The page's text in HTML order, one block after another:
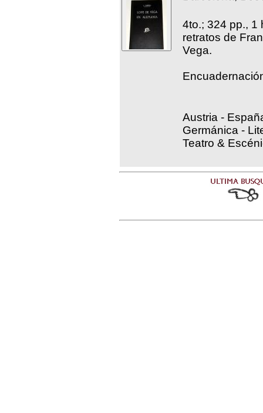
4to.; 324 pp., 1
retratos de
Vega.
Austria -
Germánica -
Teatro &